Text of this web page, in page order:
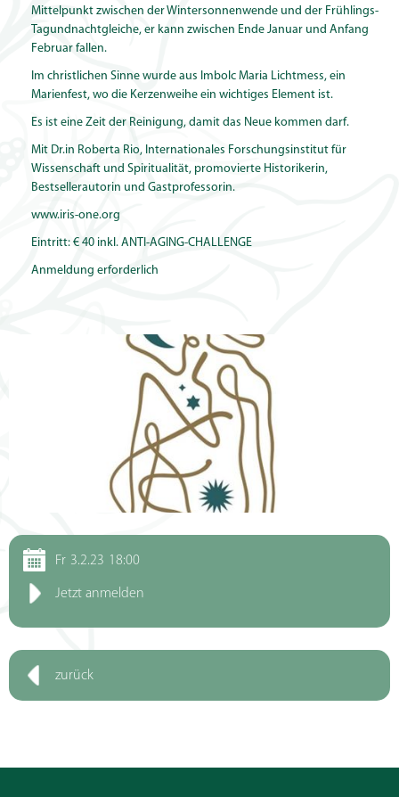
Fr 3.2.23 18:00
Jetzt anmelden
zurück
Mittelpunkt zwischen der Wintersonnenwende und der Frühlings-
Tagundnachtgleiche, er kann zwischen Ende Januar und Anfang
Februar fallen.
Im christlichen Sinne wurde aus Imbolc Maria Lichtmess, ein
Marienfest, wo die Kerzenweihe ein wichtiges Element ist.
Es ist eine Zeit der Reinigung, damit das Neue kommen darf.
Mit Dr.in Roberta Rio, Internationales Forschungsinstitut für
Wissenschaft und Spiritualität, promovierte Historikerin,
Bestsellerautorin und Gastprofessorin.
www.iris-one.org
Eintritt: € 40 inkl. ANTI-AGING-CHALLENGE
Anmeldung erforderlich